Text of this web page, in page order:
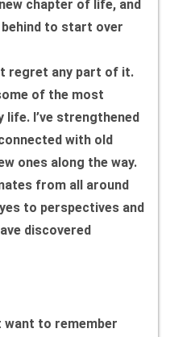
chapter of life, and
to start over
regret any part of it.
of the most
life. I’ve strengthened
with old
ones along the way.
from all around
to perspectives and
discovered
to remember